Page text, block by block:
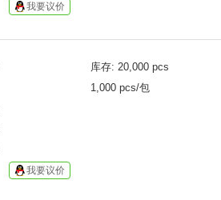
我要议价
我要议价
库存: 20,000 pcs
1,000 pcs/包